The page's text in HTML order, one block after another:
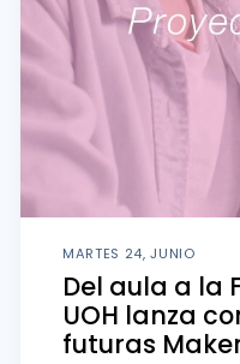
MARTES 24, JUNIO
Del aula a la
UOH lanza
futuras